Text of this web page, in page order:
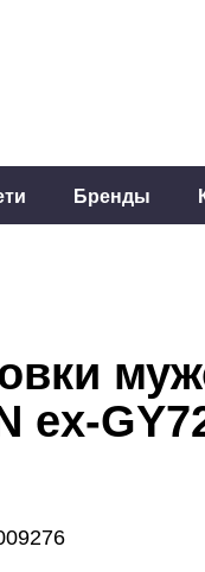
Бренды
ex-